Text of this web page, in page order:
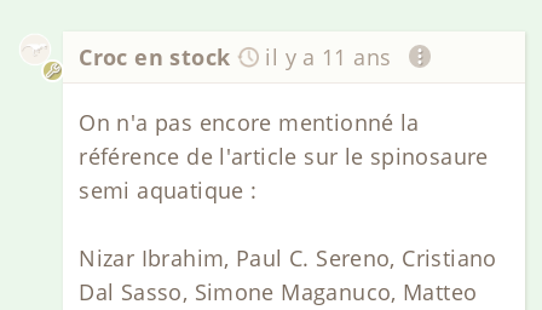
Croc en stock il y a 11 ans
On n'a pas encore mentionné la
référence de l'article sur le spinosaure
semi aquatique :
Nizar Ibrahim, Paul C. Sereno, Cristiano
Dal Sasso, Simone Maganuco, Matteo